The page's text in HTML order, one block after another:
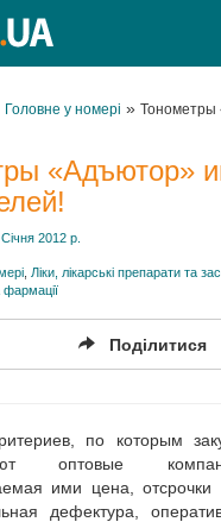
Головне у номері » Тонометры
«Адъютор»
2012 р.
Ліки, лікарські препарати та
Поділитися
по которым
оптовые
ими цена, отсрочки
дефектура,